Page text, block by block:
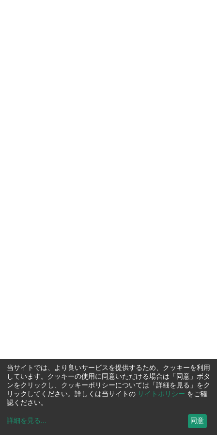
当サイトでは、より良いサービスを提供するため、クッキーを利用
しています。クッキーの使用に同意いただける場合は「同意」ボタ
ンをクリックし、クッキーポリシーについては「詳細を見る」をク
リックしてください。詳しくは当サイトの サイトポリシー をご確
認ください。
詳細を見る ... 同意